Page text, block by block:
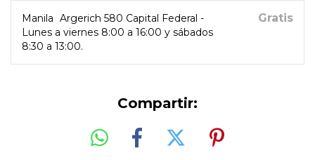
Manila Argerich 580 Capital Federal -
Lunes a viernes 8:00 a 16:00 y sábados
8:30 a 13:00.
Gratis
Compartir: